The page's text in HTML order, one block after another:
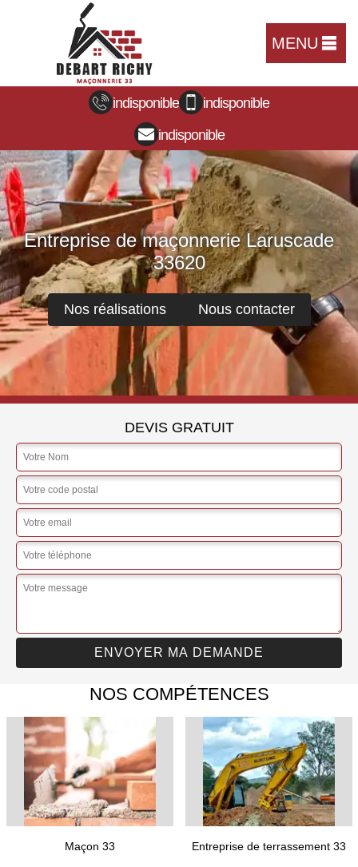
MENU
indisponible
indisponible
indisponible
Entreprise de maçonnerie Laruscade
33620
Nos réalisations Nous contacter
DEVIS GRATUIT
NOS COMPÉTENCES
Maçon 33 Entreprise de terrassement 33